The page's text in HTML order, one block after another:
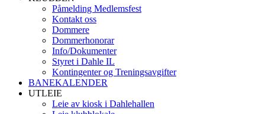
Påmelding Medlemsfest
Kontakt oss
Dommere
Dommerhonorar
Info/Dokumenter
Styret i Dahle IL
Kontingenter og Treningsavgifter
BANEKALENDER
UTLEIE
Leie av kiosk i Dahlehallen